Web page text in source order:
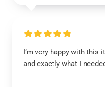
I’m very happy with this
and exactly what I